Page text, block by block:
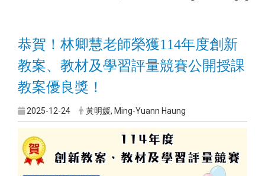
恭賀！林卿慧老師榮獲114年度創新
教案、教材及學習評量競賽公開授課
教案優良獎！
2025-12-24 黃明媛, Ming-Yuann Haung